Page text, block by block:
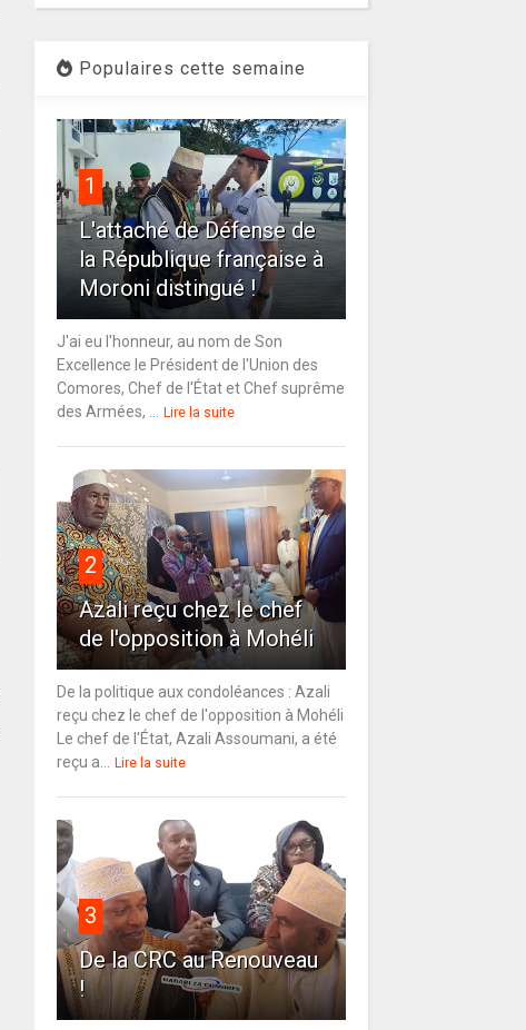
Populaires cette semaine
1
L'attaché de Défense de
la République française à
Moroni distingué !
J'ai eu l'honneur, au nom de Son
Excellence le Président de l'Union des
Comores, Chef de l'État et Chef suprême
des Armées, ...
Lire la suite
2
Azali reçu chez le chef
de l'opposition à Mohéli
De la politique aux condoléances : Azali
reçu chez le chef de l'opposition à Mohéli
Le chef de l'État, Azali Assoumani, a été
reçu a...
Lire la suite
3
De la CRC au Renouveau
!